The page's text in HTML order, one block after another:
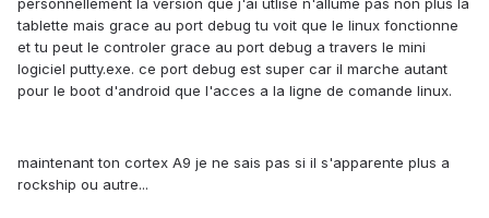
personnellement la version que j'ai utlisé n'allume pas non plus la
tablette mais grace au port debug tu voit que le linux fonctionne
et tu peut le controler grace au port debug a travers le mini
logiciel putty.exe. ce port debug est super car il marche autant
pour le boot d'android que l'acces a la ligne de comande linux.
maintenant ton cortex A9 je ne sais pas si il s'apparente plus a
rockship ou autre...